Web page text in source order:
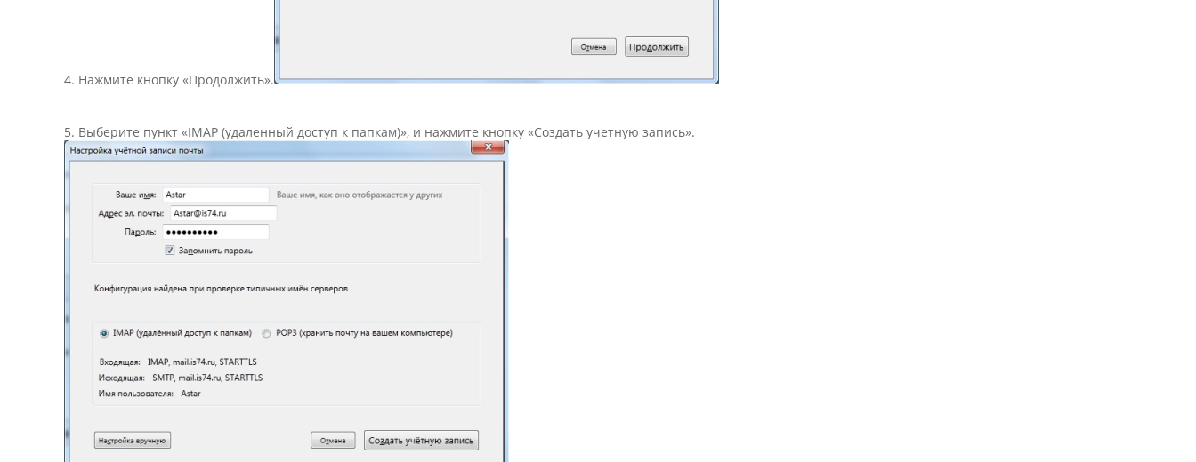
4. Нажмите кнопку «Продолжить».
5. Выберите пункт «IMAP (удаленный доступ к папкам)», и нажмите кнопку «Создать учетную запись».